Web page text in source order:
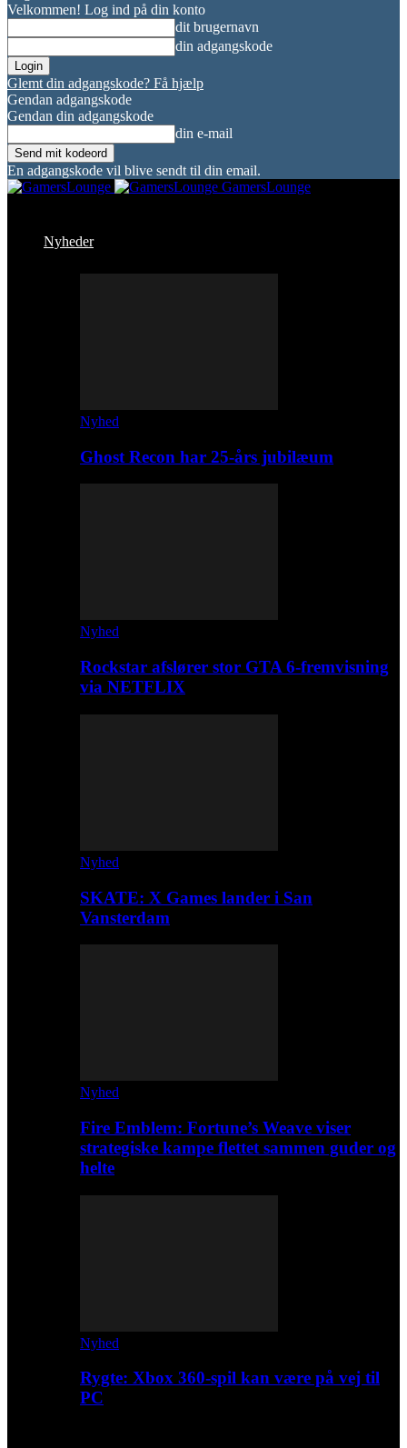
Velkommen! Log ind på din konto
dit brugernavn
din adgangskode
Glemt din adgangskode? Få hjælp
Gendan adgangskode
Gendan din adgangskode
din e-mail
En adgangskode vil blive sendt til din email.
GamersLounge
Nyheder
Nyhed
Ghost Recon har 25-års jubilæum
Nyhed
Rockstar afslører stor GTA 6-fremvisning
via NETFLIX
Nyhed
SKATE: X Games lander i San
Vansterdam
Nyhed
Fire Emblem: Fortune’s Weave viser
strategiske kampe flettet sammen guder og
helte
Nyhed
Rygte: Xbox 360-spil kan være på vej til
PC